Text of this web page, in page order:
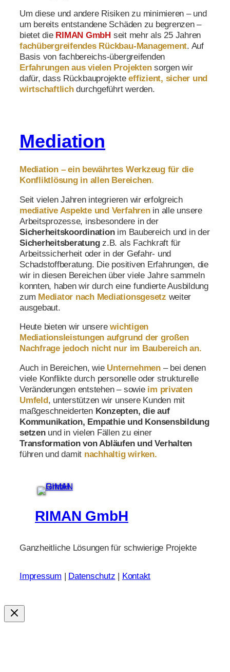
Um diese und andere Risiken zu minimieren – und
um bereits entstandene Schäden zu begrenzen –
bietet die RIMAN GmbH seit mehr als 25 Jahren
fachübergreifendes Rückbau-Management. Auf
Basis von fachbereichs-übergreifenden
Erfahrungen aus vielen Projekten sorgen wir
dafür, dass Rückbauprojekteeffizient, sicher und
wirtschaftlichdurchgeführt werden.
Mediation
Mediation – ein bewährtes Werkzeug für die
Konfliktlösung in allen Bereichen.
Seit vielen Jahren integrieren wir erfolgreich
mediative Aspekte und Verfahrenin alle unsere
Arbeitsprozesse, insbesondere in der
Sicherheitskoordinationim Baubereich und in der
Sicherheitsberatungz.B. als Fachkraft für
Arbeitssicherheit oder in der Gefahr- und
Schadstoffberatung. Die positiven Erfahrungen, die
wir in diesen Bereichen über viele Jahre sammeln
konnten, haben wir durch eine fundierte Ausbildung
zum Mediator nach Mediationsgesetz weiter
ausgebaut.
Heute bieten wir unserewichtigen
Mediationsleistungen aufgrund der großen
Nachfrage jedoch nicht nur im Baubereich an.
Auch in Bereichen, wie Unternehmen– bei denen
viele Konflikte durch personelle oder strukturelle
Veränderungen entstehen – sowie im privaten
Umfeld , unterstützen wir unsere Kunden mit
maßgeschneiderten Konzepten, die auf
Kommunikation, Empathie und Konsensbildung
setzenund in vielen Fällen zu einer
Transformation von Abläufen und Verhalten
führen und damit nachhaltig wirken.
RIMAN GmbH
Ganzheitliche Lösungen für schwierige Projekte
Impressum | Datenschutz | Kontakt